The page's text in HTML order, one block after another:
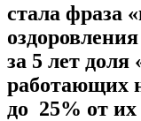
стала фраза
за 5 лет
работающих
до 25% от